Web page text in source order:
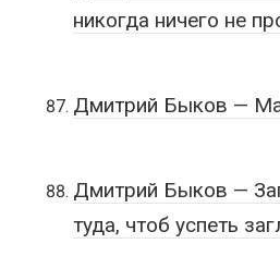
никогда ничего не
Дмитрий Быков —
Дмитрий Быков —
туда, чтоб успеть